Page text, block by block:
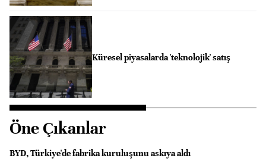
Küresel piyasalarda 'teknolojik' satış
Öne Çıkanlar
BYD, Türkiye'de fabrika kuruluşunu askıya aldı